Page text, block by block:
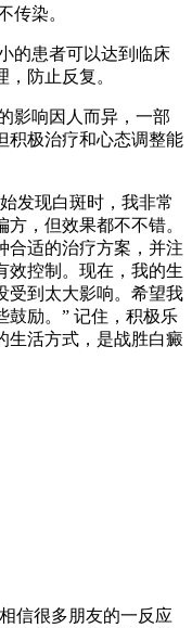
传染。
的患者可以达到临床
防止反复。
影响因人而异，一部
积极治疗和心态调整能
发现白斑时，我非常
，但效果都不不错。
合适的治疗方案，并注
效控制。现在，我的生
受到太大影响。希望我
鼓励。” 记住，积极乐
生活方式，是战胜白癜
信很多朋友的一反应